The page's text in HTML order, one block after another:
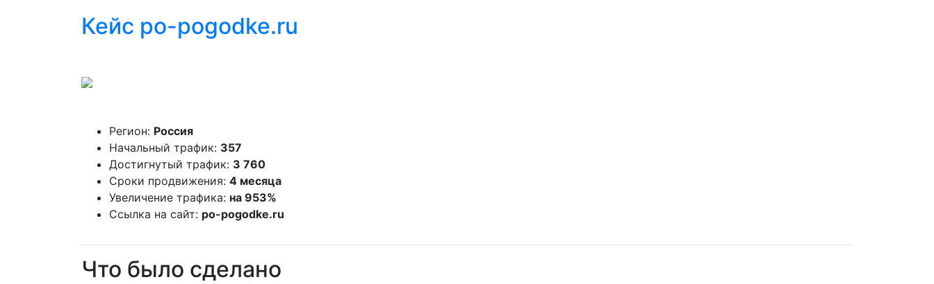
Кейс po-pogodke.ru
Регион: Россия
Начальный трафик: 357
Достигнутый трафик: 3 760
Сроки продвижения: 4 месяца
Увеличение трафика: на 953%
Ссылка на сайт: po-pogodke.ru
Что было сделано